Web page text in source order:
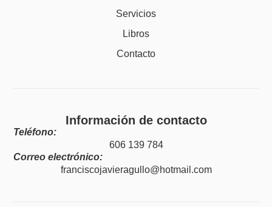
Servicios
Libros
Contacto
Información de contacto
Teléfono:
606 139 784
Correo electrónico:
franciscojavieragullo@hotmail.com